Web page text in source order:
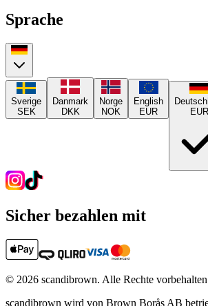
Sprache
Sverige
SEK
Danmark
DKK
Norge
NOK
English
EUR
EUR
Sicher bezahlen mit
© 2026 scandibrown. Alle Rechte vorbehalten
scandibrown wird von Brown Borås AB